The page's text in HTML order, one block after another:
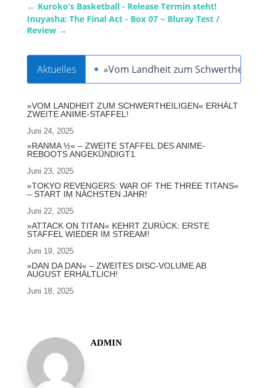
← Kuroko’s Basketball - Release Termin steht!
Inuyasha: The Final Act - Box 07 ~ Bluray Test /
Review→
Aktuelles »Vom Landheit zum
»VOM LANDHEIT ZUM SCHWERTHEILIGEN« ERHÄLT
ZWEITE ANIME-STAFFEL!
Juni 24, 2025
»RANMA ½« – ZWEITE STAFFEL DES ANIME-
REBOOTS ANGEKÜNDIGT1
Juni 23, 2025
»TOKYO REVENGERS: WAR OF THE THREE TITANS«
– START IM NÄCHSTEN JAHR!
Juni 22, 2025
»ATTACK ON TITAN« KEHRT ZURÜCK: ERSTE
STAFFEL WIEDER IM STREAM!
Juni 19, 2025
»DAN DA DAN« – ZWEITES DISC-VOLUME AB
AUGUST ERHÄLTLICH!
Juni 18, 2025
ADMIN